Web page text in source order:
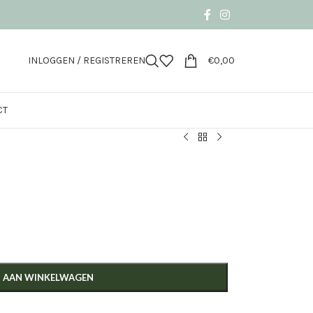
INLOGGEN / REGISTREREN €0,00
AAN WINKELWAGEN